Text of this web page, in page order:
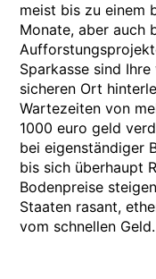
meist bis zu einem
Monate, aber auch
Sparkasse sind
sicheren Ort
Wartezeiten von
1000 euro geld
bei eigenständiger
bis sich überhaupt
Bodenpreise
Staaten rasant,
vom schnellen Geld.